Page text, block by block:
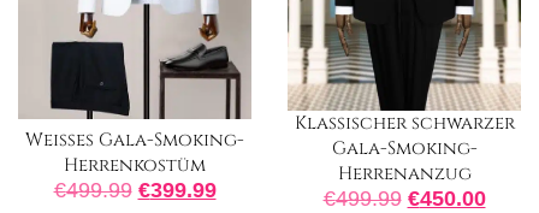
Weißes Gala-Smoking-
Herrenkostüm
€499.99 €399.99
Klassischer schwarzer
Gala-Smoking-
Herrenanzug
€499.99 €450.00